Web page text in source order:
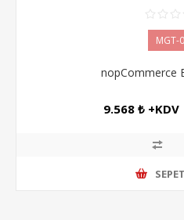
MGT-
nopCommerce
9.568 ₺ +KDV